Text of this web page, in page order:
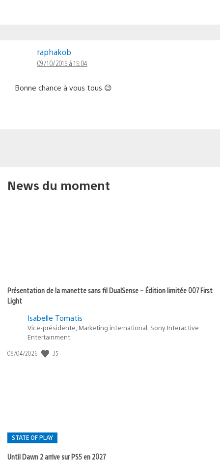
raphakob
09/10/2015 à 15:04
Bonne chance à vous tous 😉
News du moment
Présentation de la manette sans fil DualSense – Édition limitée 007 First
Light
Isabelle Tomatis
Vice-présidente, Marketing international, Sony Interactive
Entertainment
Date
08/04/2026 35
STATE OF PLAY
Until Dawn 2 arrive sur PS5 en 2027